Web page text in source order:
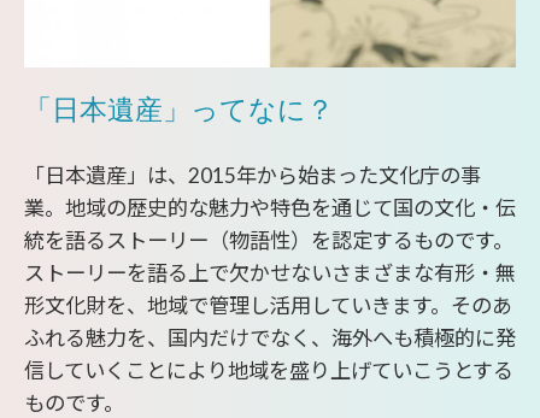
「日本遺産」ってなに？
「日本遺産」は、2015年から始まった文化庁の事
業。地域の歴史的な魅力や特色を通じて国の文化・伝
統を語るストーリー（物語性）を認定するものです。
ストーリーを語る上で欠かせないさまざまな有形・無
形文化財を、地域で管理し活用していきます。そのあ
ふれる魅力を、国内だけでなく、海外へも積極的に発
信していくことにより地域を盛り上げていこうとする
ものです。